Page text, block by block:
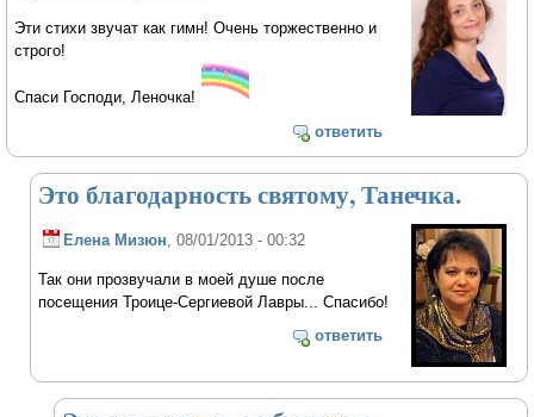
Эти стихи звучат как гимн! Очень торжественно и
строго!
Спаси Господи, Леночка!
ответить
Это благодарность святому, Танечка.
Елена Мизюн , 08/01/2013 - 00:32
Так они прозвучали в моей душе после
посещения Троице-Сергиевой Лавры... Спасибо!
ответить